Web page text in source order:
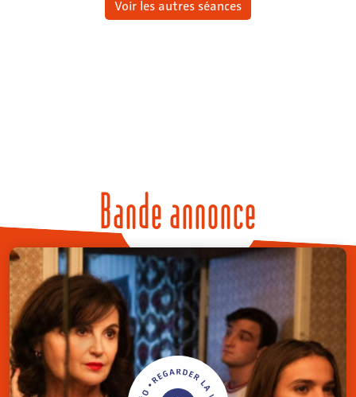
Voir les autres séances
Bande annonce